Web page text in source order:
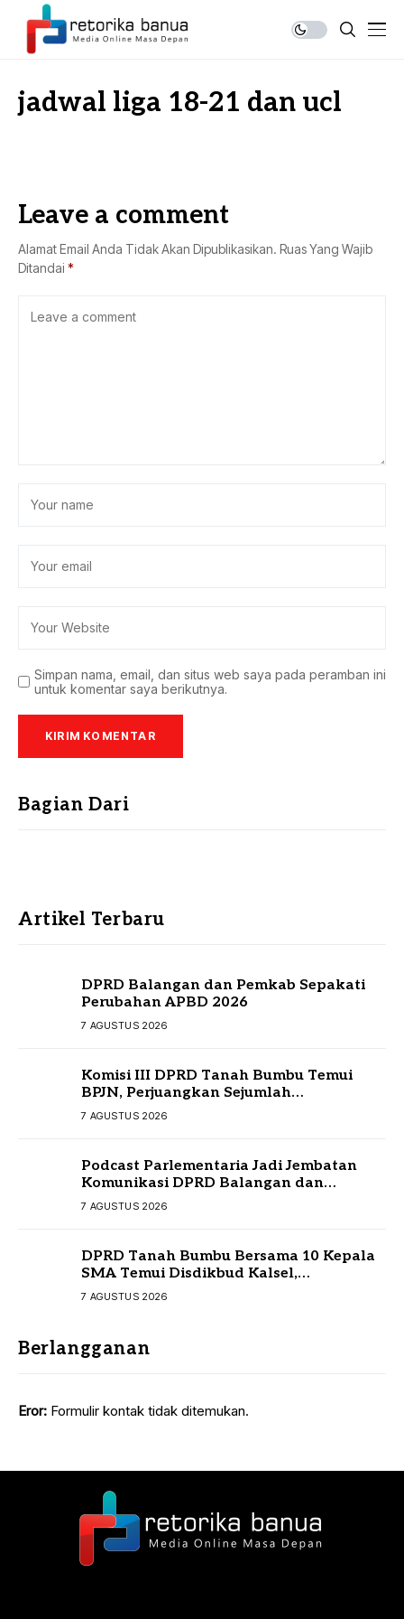
jadwal liga 18-21 dan ucl
Leave a comment
Alamat Email Anda Tidak Akan Dipublikasikan. Ruas Yang Wajib
Ditandai *
Simpan nama, email, dan situs web saya pada peramban ini
untuk komentar saya berikutnya.
Bagian Dari
Artikel Terbaru
DPRD Balangan dan Pemkab Sepakati
Perubahan APBD 2026
7 AGUSTUS 2026
Komisi III DPRD Tanah Bumbu Temui
BPJN, Perjuangkan Sejumlah
Infrastruktur Strategis
7 AGUSTUS 2026
Podcast Parlementaria Jadi Jembatan
Komunikasi DPRD Balangan dan
Masyarakat
7 AGUSTUS 2026
DPRD Tanah Bumbu Bersama 10 Kepala
SMA Temui Disdikbud Kalsel,
Perjuangkan Kebutuhan Guru dan
7 AGUSTUS 2026
Berlangganan
Eror: Formulir kontak tidak ditemukan.